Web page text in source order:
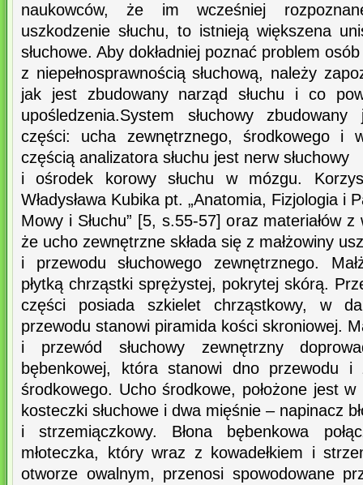
naukowców, że im wcześniej
uszkodzenie słuchu, to istnieją większena
słuchowe. Aby dokładniej poznać problem osób
z niepełnosprawnością słuchową, należy
jak jest zbudowany narząd słuchu i co
upośledzenia.System słuchowy
części: ucha zewnętrznego, środkowego i
częścią analizatora słuchu jest nerw słuchowy
i ośrodek korowy słuchu w mózgu.
Władysława Kubika pt. „Anatomia, Fizjologia i
Mowy i Słuchu” [5, s.55-57] oraz materiałów
że ucho zewnętrzne składa się z małżowiny
i przewodu słuchowego zewnętrznego.
płytką chrząstki sprężystej, pokrytej skórą.
części posiada szkielet chrząstkowy, w
przewodu stanowi piramida kości skroniowej.
i przewód słuchowy zewnętrzny
bębenkowej, która stanowi dno przewodu i
środkowego. Ucho środkowe, położone jest
kosteczki słuchowe i dwa mięśnie – napinacz
i strzemiączkowy. Błona bębenkowa
młoteczka, który wraz z kowadełkiem i
otworze owalnym, przenosi spowodowane